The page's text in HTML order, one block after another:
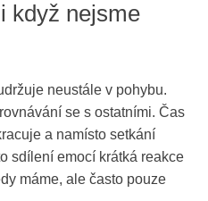
když nejsme
neustále v pohybu.
se s ostatními. Čas
a namísto setkání
sdílení emocí krátká reakce
máme, ale často pouze